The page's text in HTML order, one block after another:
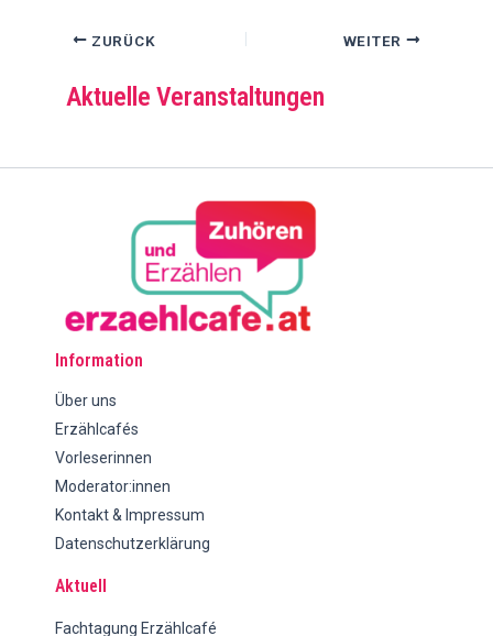
ZURÜCK WEITER
Aktuelle Veranstaltungen
Information
Über uns
Erzählcafés
Vorleserinnen
Moderator:innen
Kontakt & Impressum
Datenschutzerklärung
Aktuell
Fachtagung Erzählcafé